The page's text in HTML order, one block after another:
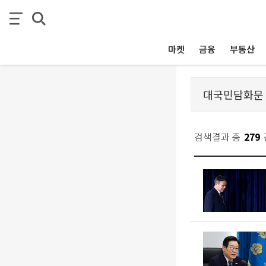
마켓 금융 부동산
검색결과 총 279